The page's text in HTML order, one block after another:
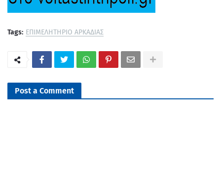
Tags: ΕΠΙΜΕΛΗΤΗΡΙΟ ΑΡΚΑΔΙΑΣ
Post a Comment